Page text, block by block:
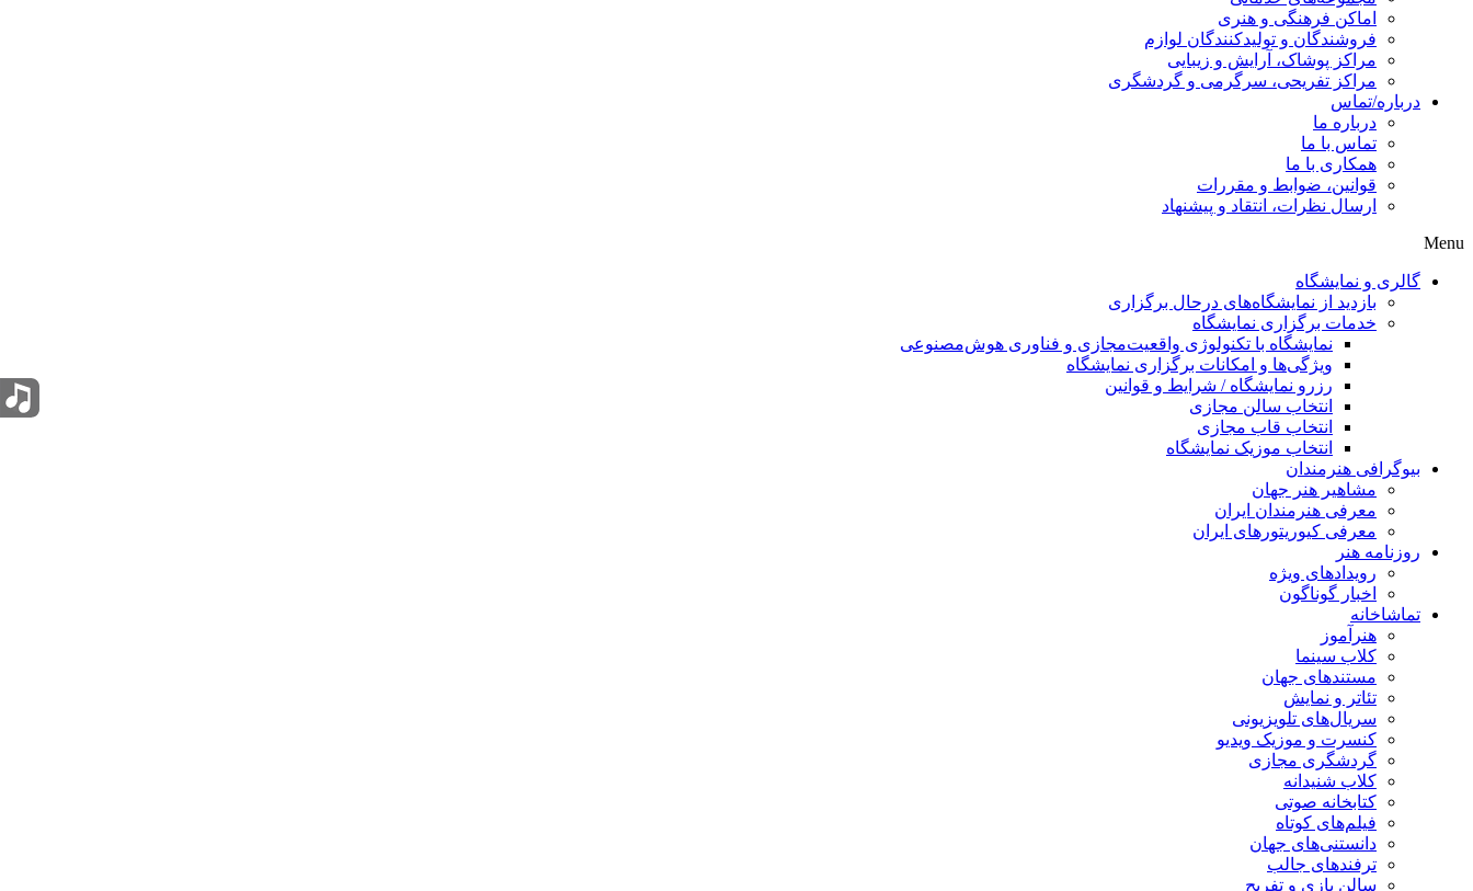
اماکن فرهنگی و هنری
فروشندگان و تولیدکنندگان لوازم
مراکز پوشاک، آرایش و زیبایی
مراکز تفریحی، سرگرمی و گردشگری
درباره/تماس
درباره ما
تماس با ما
همکاری با ما
قوانین، ضوابط و مقررات
ارسال نظرات، انتقاد و پیشنهاد
Menu
گالری و نمایشگاه
بازدید از نمایشگاه‌های درحال برگزاری
خدمات برگزاری نمایشگاه
نمایشگاه با تکنولوژی واقعیت‌مجازی و فناوری هوش‌مصنوعی
ویژگی‌ها و امکانات برگزاری نمایشگاه
رزرو نمایشگاه / شرایط و قوانین
انتخاب سالن مجازی
انتخاب قاب مجازی
انتخاب موزیک نمایشگاه
بیوگرافی هنرمندان
مشاهیر هنر جهان
معرفی هنرمندان ایران
معرفی کیوریتورهای ایران
روزنامه هنر
رویدادهای ویژه
اخبار گوناگون
تماشاخانه
هنرآموز
کلاب سینما
مستندهای جهان
تئاتر و نمایش
سریال‌های تلویزیونی
کنسرت و موزیک ویدیو
گردشگری مجازی
کلاب شنیدانه
کتابخانه صوتی
فیلم‌های کوتاه
دانستنی‌های جهان
ترفندهای جالب
سالن بازی و تفریح